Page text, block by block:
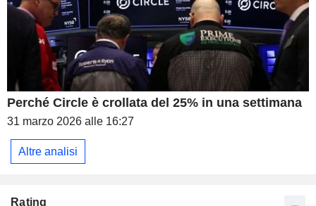
Perché Circle è crollata del 25% in una settimana
31 marzo 2026 alle 16:27
Altre analisi
Rating